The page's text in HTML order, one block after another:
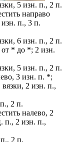
5 изн. п., 2 п.
направо
п., 3 п.
6 изн. п., 2 п.
от * до *; 2 изн.
5 изн. п., 2 п.
3 изн. п. *;
2 изн. п.,
2 п.
налево, 2
п., 2 изн. п.,
2 п.